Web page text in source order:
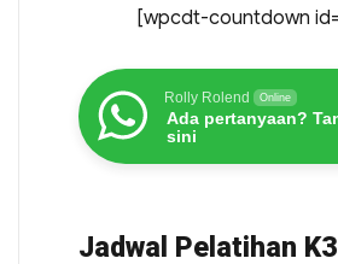
[wpcdt-countdown
Rolly Rolend Online
Ada pertanyaan?
sini
Jadwal Pelatihan